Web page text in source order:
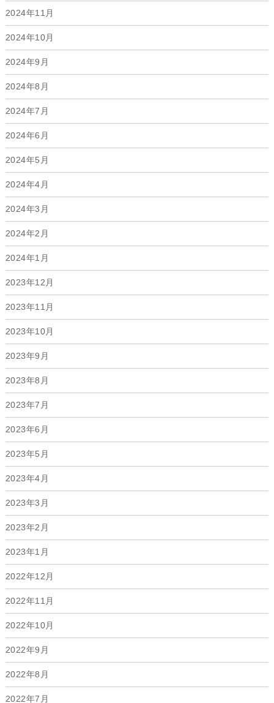
2024年11月
2024年10月
2024年9月
2024年8月
2024年7月
2024年6月
2024年5月
2024年4月
2024年3月
2024年2月
2024年1月
2023年12月
2023年11月
2023年10月
2023年9月
2023年8月
2023年7月
2023年6月
2023年5月
2023年4月
2023年3月
2023年2月
2023年1月
2022年12月
2022年11月
2022年10月
2022年9月
2022年8月
2022年7月